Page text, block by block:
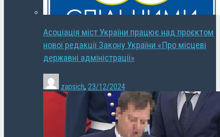
Асоціація міст України працює над проєктом
нової редакції Закону України «Про місцеві
державні адміністрації»
zapsich, 23/12/2024